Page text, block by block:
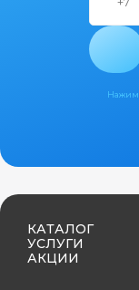
КАТАЛОГ
УСЛУГИ
АКЦИИ